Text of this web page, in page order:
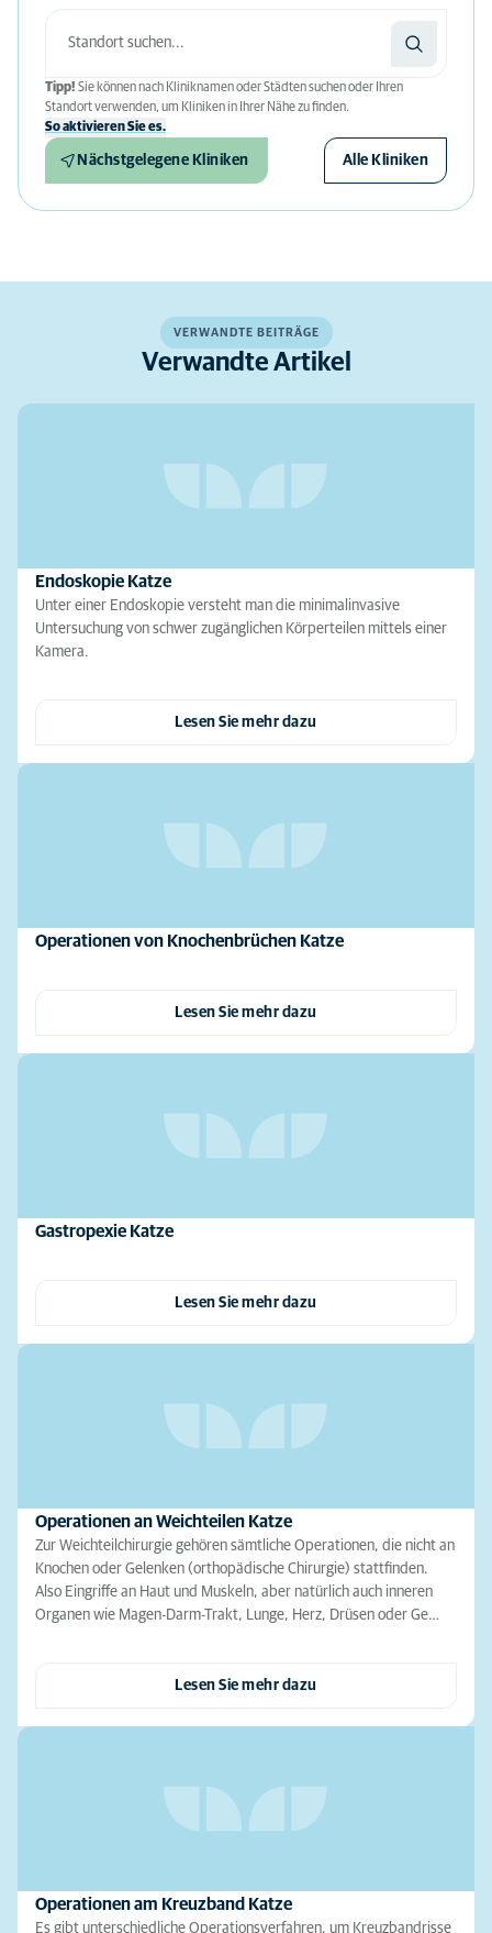
Tipp! Sie können nach Kliniknamen oder Städten suchen oder Ihren
Standort verwenden, um Kliniken in Ihrer Nähe zu finden.
So aktivieren Sie es.
Nächstgelegene Kliniken Alle Kliniken
VERWANDTE BEITRÄGE
Verwandte Artikel
Endoskopie Katze
Unter einer Endoskopie versteht man die minimalinvasive
Untersuchung von schwer zugänglichen Körperteilen mittels einer
Kamera.
Lesen Sie mehr dazu
Operationen von Knochenbrüchen Katze
Lesen Sie mehr dazu
Gastropexie Katze
Lesen Sie mehr dazu
Operationen an Weichteilen Katze
Zur Weichteilchirurgie gehören sämtliche Operationen, die nicht an
Knochen oder Gelenken (orthopädische Chirurgie) stattfinden.
Also Eingriffe an Haut und Muskeln, aber natürlich auch inneren
Organen wie Magen-Darm-Trakt, Lunge, Herz, Drüsen oder Ge…
Lesen Sie mehr dazu
Operationen am Kreuzband Katze
Es gibt unterschiedliche Operationsverfahren, um Kreuzbandrisse